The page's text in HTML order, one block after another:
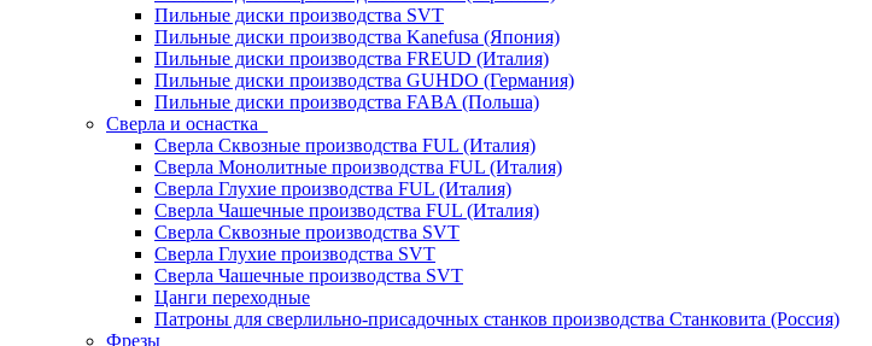
Пильные диски производства SVT
Пильные диски производства Kanefusa (Япония)
Пильные диски производства FREUD (Италия)
Пильные диски производства GUHDO (Германия)
Пильные диски производства FABA (Польша)
Сверла и оснастка
Сверла Сквозные производства FUL (Италия)
Сверла Монолитные производства FUL (Италия)
Сверла Глухие производства FUL (Италия)
Сверла Чашечные производства FUL (Италия)
Сверла Сквозные производства SVT
Сверла Глухие производства SVT
Сверла Чашечные производства SVT
Цанги переходные
Патроны для сверлильно-присадочных станков производства Станковита (Россия)
Фрезы